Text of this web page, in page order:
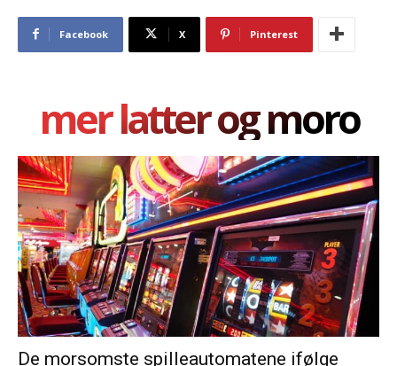
Facebook X Pinterest
mer latter og moro
De morsomste spilleautomatene ifølge